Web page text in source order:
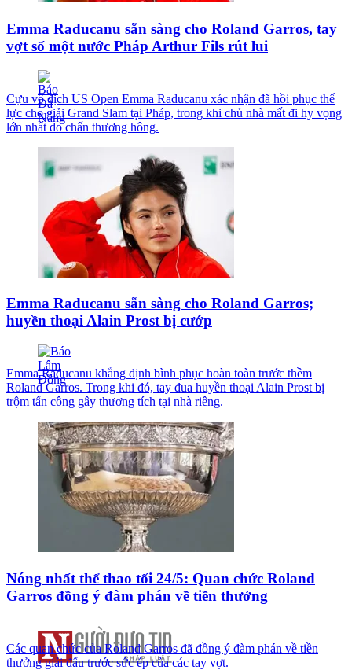
Emma Raducanu sẵn sàng cho Roland Garros, tay
vợt số một nước Pháp Arthur Fils rút lui
Cựu vô địch US Open Emma Raducanu xác nhận đã hồi phục thể
lực cho giải Grand Slam tại Pháp, trong khi chủ nhà mất đi hy vọng
lớn nhất do chấn thương hông.
Emma Raducanu sẵn sàng cho Roland Garros;
huyền thoại Alain Prost bị cướp
Emma Raducanu khẳng định bình phục hoàn toàn trước thềm
Roland Garros. Trong khi đó, tay đua huyền thoại Alain Prost bị
trộm tấn công gây thương tích tại nhà riêng.
Nóng nhất thể thao tối 24/5: Quan chức Roland
Garros đồng ý đàm phán về tiền thưởng
Các quan chức của Roland Garros đã đồng ý đàm phán về tiền
thưởng giải đấu trước sức ép của các tay vợt.